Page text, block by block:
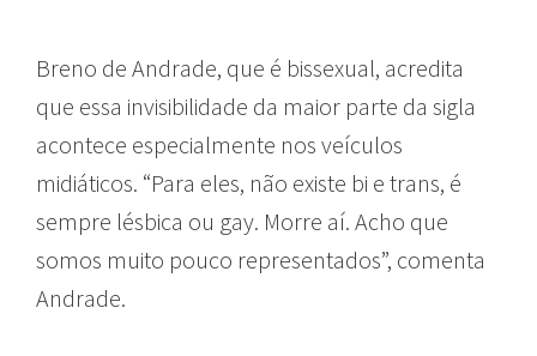
Breno de Andrade, que é bissexual, acredita
que essa invisibilidade da maior parte da sigla
acontece especialmente nos veículos
midiáticos. “Para eles, não existe bi e trans, é
sempre lésbica ou gay. Morre aí. Acho que
somos muito pouco representados”, comenta
Andrade.